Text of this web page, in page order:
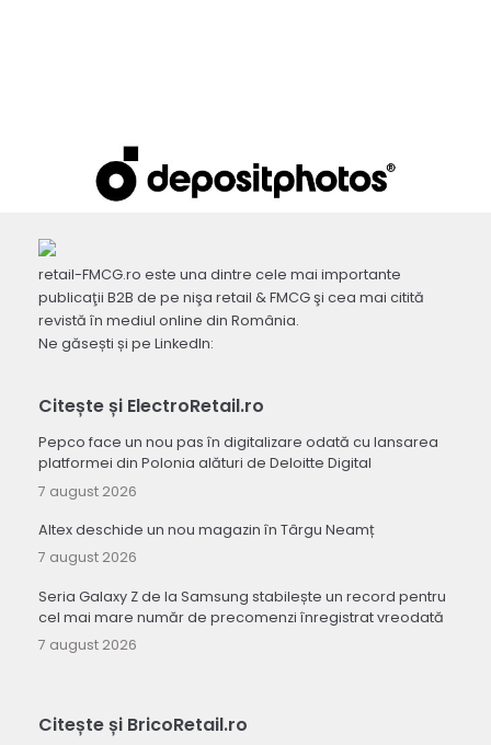
retail-FMCG.ro este una dintre cele mai importante
publicaţii B2B de pe nişa retail & FMCG şi cea mai citită
revistă în mediul online din România.
Ne găsești și pe LinkedIn:
Citește și ElectroRetail.ro
Pepco face un nou pas în digitalizare odată cu lansarea
platformei din Polonia alături de Deloitte Digital
7 august 2026
Altex deschide un nou magazin în Târgu Neamț
7 august 2026
Seria Galaxy Z de la Samsung stabilește un record pentru
cel mai mare număr de precomenzi înregistrat vreodată
7 august 2026
Citește și BricoRetail.ro